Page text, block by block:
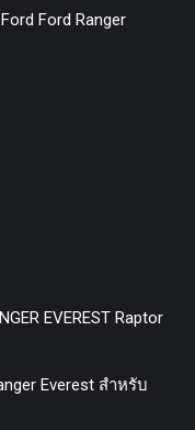
Ford Ranger
EVEREST Raptor
Everest สำหรับ